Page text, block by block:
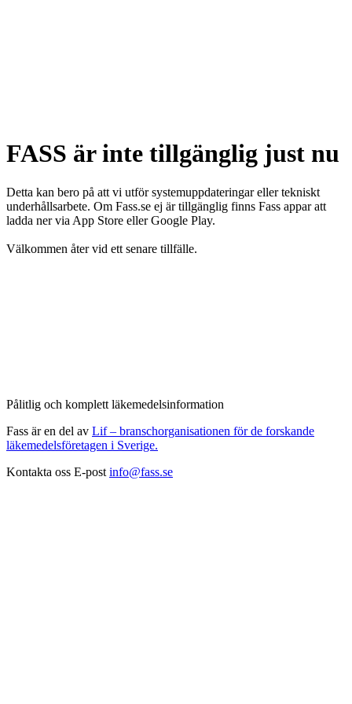
FASS är inte tillgänglig just nu
Detta kan bero på att vi utför systemuppdateringar eller tekniskt
underhållsarbete. Om Fass.se ej är tillgänglig finns Fass appar att
ladda ner via App Store eller Google Play.
Välkommen åter vid ett senare tillfälle.
Pålitlig och komplett läkemedelsinformation
Fass är en del av Lif – branschorganisationen för de forskande
läkemedelsföretagen i Sverige.
Kontakta oss E-post info@fass.se